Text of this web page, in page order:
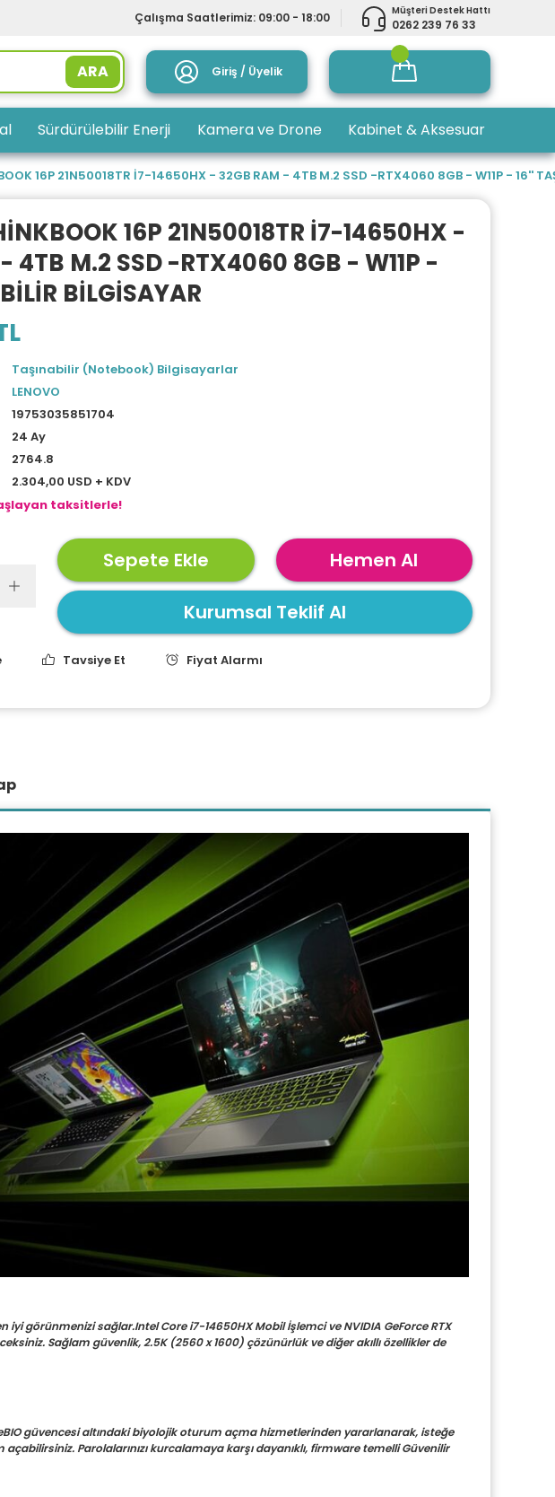
Çalışma Saatlerimiz: 09:00 - 18:00 Müşteri Destek Hattı
0262 239 76 33
ARA Giriş / Üyelik
Sürdürülebilir Enerji Kamera ve Drone Kabinet & Aksesuar
16P 21N50018TR İ7-14650HX - 32GB RAM - 4TB M.2 SSD -RTX4060 8GB - W11P - 16''
16P 21N50018TR İ7-14650HX -
4TB M.2 SSD -RTX4060 8GB - W11P -
BİLGİSAYAR
Taşınabilir (Notebook) Bilgisayarlar
LENOVO
19753035851704
24 Ay
2764.8
2.304,00 USD + KDV
taksitlerle!
Sepete Ekle Hemen Al
Kurumsal Teklif Al
Tavsiye Et Fiyat Alarmı
görünmenizi sağlar.Intel Core i7-14650HX Mobil İşlemci ve NVIDIA GeForce RTX
Sağlam güvenlik, 2.5K (2560 x 1600) çözünürlük ve diğer akıllı özellikler de
güvencesi altındaki biyolojik oturum açma hizmetlerinden yararlanarak, isteğe
Parolalarınızı kurcalamaya karşı dayanıklı, firmware temelli Güvenilir